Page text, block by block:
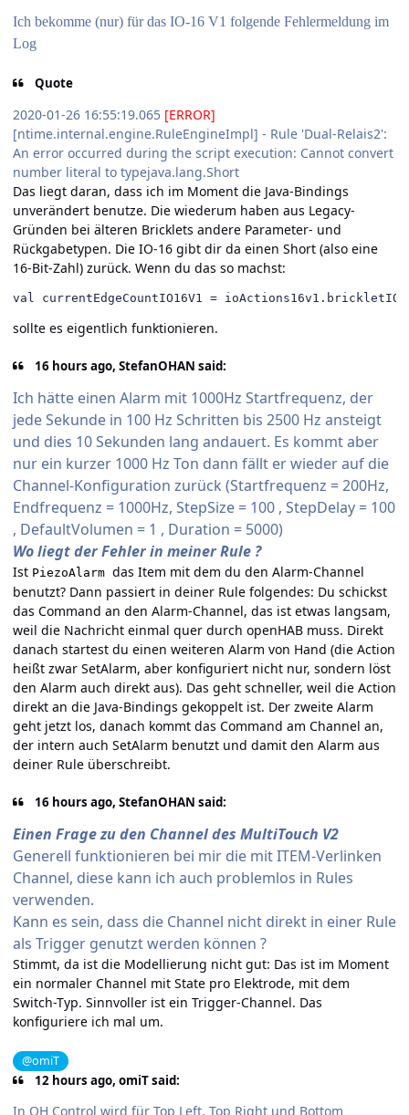
Ich bekomme (nur) für das IO-16 V1 folgende Fehlermeldung im
Log
Quote
2020-01-26 16:55:19.065 [ERROR]
[ntime.internal.engine.RuleEngineImpl] - Rule 'Dual-Relais2':
An error occurred during the script execution: Cannot convert
number literal to typejava.lang.Short
Das liegt daran, dass ich im Moment die Java-Bindings
unverändert benutze. Die wiederum haben aus Legacy-
Gründen bei älteren Bricklets andere Parameter- und
Rückgabetypen. Die IO-16 gibt dir da einen Short (also eine
16-Bit-Zahl) zurück. Wenn du das so machst:
val currentEdgeCountIO16V1 = ioActions16v1 .
sollte es eigentlich funktionieren.
16 hours ago, StefanOHAN said:
Ich hätte einen Alarm mit 1000Hz Startfrequenz, der
jede Sekunde in 100 Hz Schritten bis 2500 Hz ansteigt
und dies 10 Sekunden lang andauert. Es kommt aber
nur ein kurzer 1000 Hz Ton dann fällt er wieder auf die
Channel-Konfiguration zurück (Startfrequenz = 200Hz,
Endfrequenz = 1000Hz, StepSize = 100 , StepDelay = 100
, DefaultVolumen = 1 , Duration = 5000)
Wo liegt der Fehler in meiner Rule ?
Ist PiezoAlarm das Item mit dem du den Alarm-Channel
benutzt? Dann passiert in deiner Rule folgendes: Du schickst
das Command an den Alarm-Channel, das ist etwas langsam,
weil die Nachricht einmal quer durch openHAB muss. Direkt
danach startest du einen weiteren Alarm von Hand (die Action
heißt zwar SetAlarm, aber konfiguriert nicht nur, sondern löst
den Alarm auch direkt aus). Das geht schneller, weil die Action
direkt an die Java-Bindings gekoppelt ist. Der zweite Alarm
geht jetzt los, danach kommt das Command am Channel an,
der intern auch SetAlarm benutzt und damit den Alarm aus
deiner Rule überschreibt.
16 hours ago, StefanOHAN said:
Einen Frage zu den Channel des MultiTouch V2
Generell funktionieren bei mir die mit ITEM-Verlinken
Channel, diese kann ich auch problemlos in Rules
verwenden.
Kann es sein, dass die Channel nicht direkt in einer Rule
als Trigger genutzt werden können ?
Stimmt, da ist die Modellierung nicht gut: Das ist im Moment
ein normaler Channel mit State pro Elektrode, mit dem
Switch-Typ. Sinnvoller ist ein Trigger-Channel. Das
konfiguriere ich mal um.
@omiT
12 hours ago, omiT said:
In OH Control wird für Top Left, Top Right und Bottom